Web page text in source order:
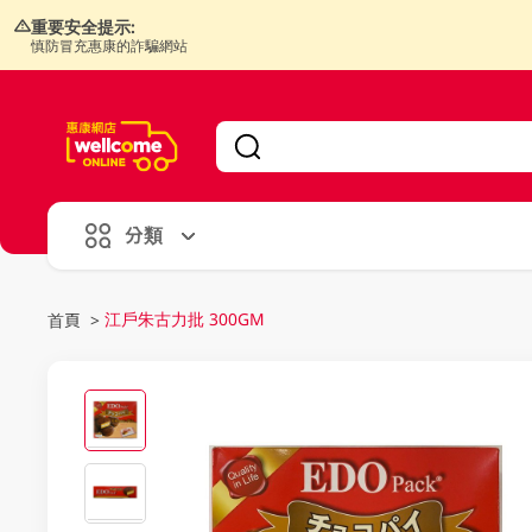
重要安全提示:
慎防冒充惠康的詐騙網站
分類
首頁 > 江戶朱古力批 300GM